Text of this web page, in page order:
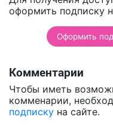
оформить подписку
Оформить
Комментарии
Чтобы иметь
комменарии,
подписку на сайте.